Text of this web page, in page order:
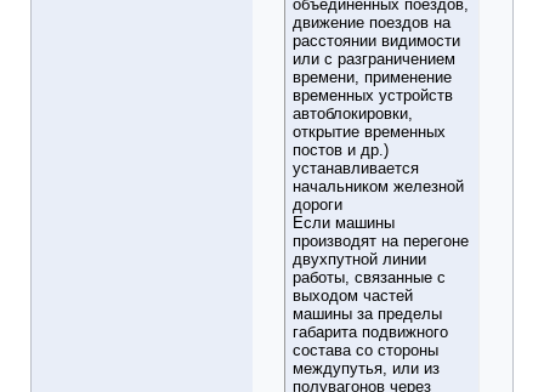
объединенных поездов,
движение поездов на
расстоянии видимости
или с разграничением
времени, применение
временных устройств
автоблокировки,
открытие временных
постов и др.)
устанавливается
начальником железной
дороги
Если машины
производят на перегоне
двухпутной линии
работы, связанные с
выходом частей
машины за пределы
габарита подвижного
состава со стороны
междупутья, или из
полувагонов через